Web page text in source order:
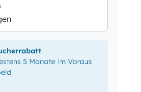
5 Monate im Voraus